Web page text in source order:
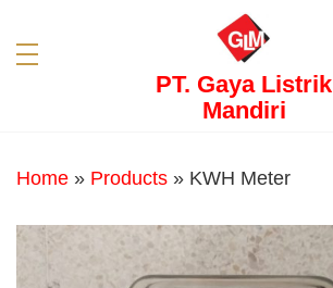
PT. Gaya Listrik
Mandiri
Home » Products » KWH Meter